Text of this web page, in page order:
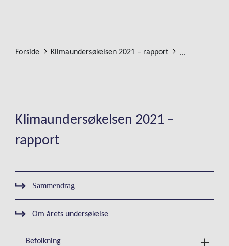
Forside Klimaundersøkelsen 2021 – rapport ...
Klimaundersøkelsen 2021 –
rapport
Sammendrag
Om årets undersøkelse
Befolkning